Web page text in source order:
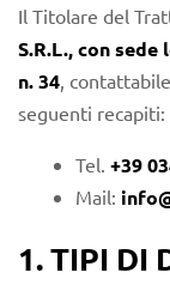
Il Titolare del
S.R.L., con
n. 34 ,
seguenti recapiti:
Tel. +39
Mail:
1. TIPI DI